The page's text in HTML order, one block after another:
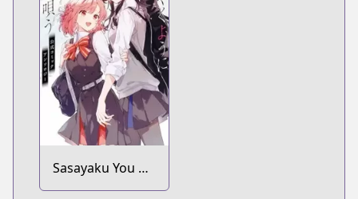
Sasayaku You ni
Koi wo Utau: